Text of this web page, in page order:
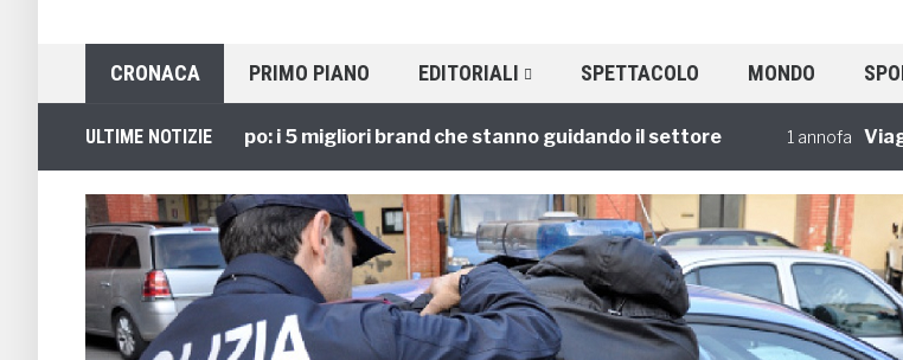
CRONACA PRIMO PIANO EDITORIALI SPETTACOLO MONDO
ULTIME NOTIZIE
Viaggi di Gruppo: i 5 migliori brand che stanno guidando il settore 1 annofa Viaggi di